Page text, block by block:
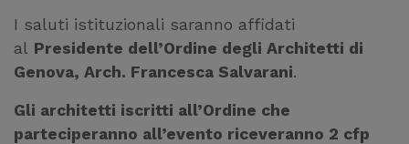
I saluti istituzionali saranno affidati
al Presidente dell’Ordine degli Architetti di
Genova, Arch. Francesca Salvarani.
Gli architetti iscritti all’Ordine che
parteciperanno all’evento riceveranno 2 cfp